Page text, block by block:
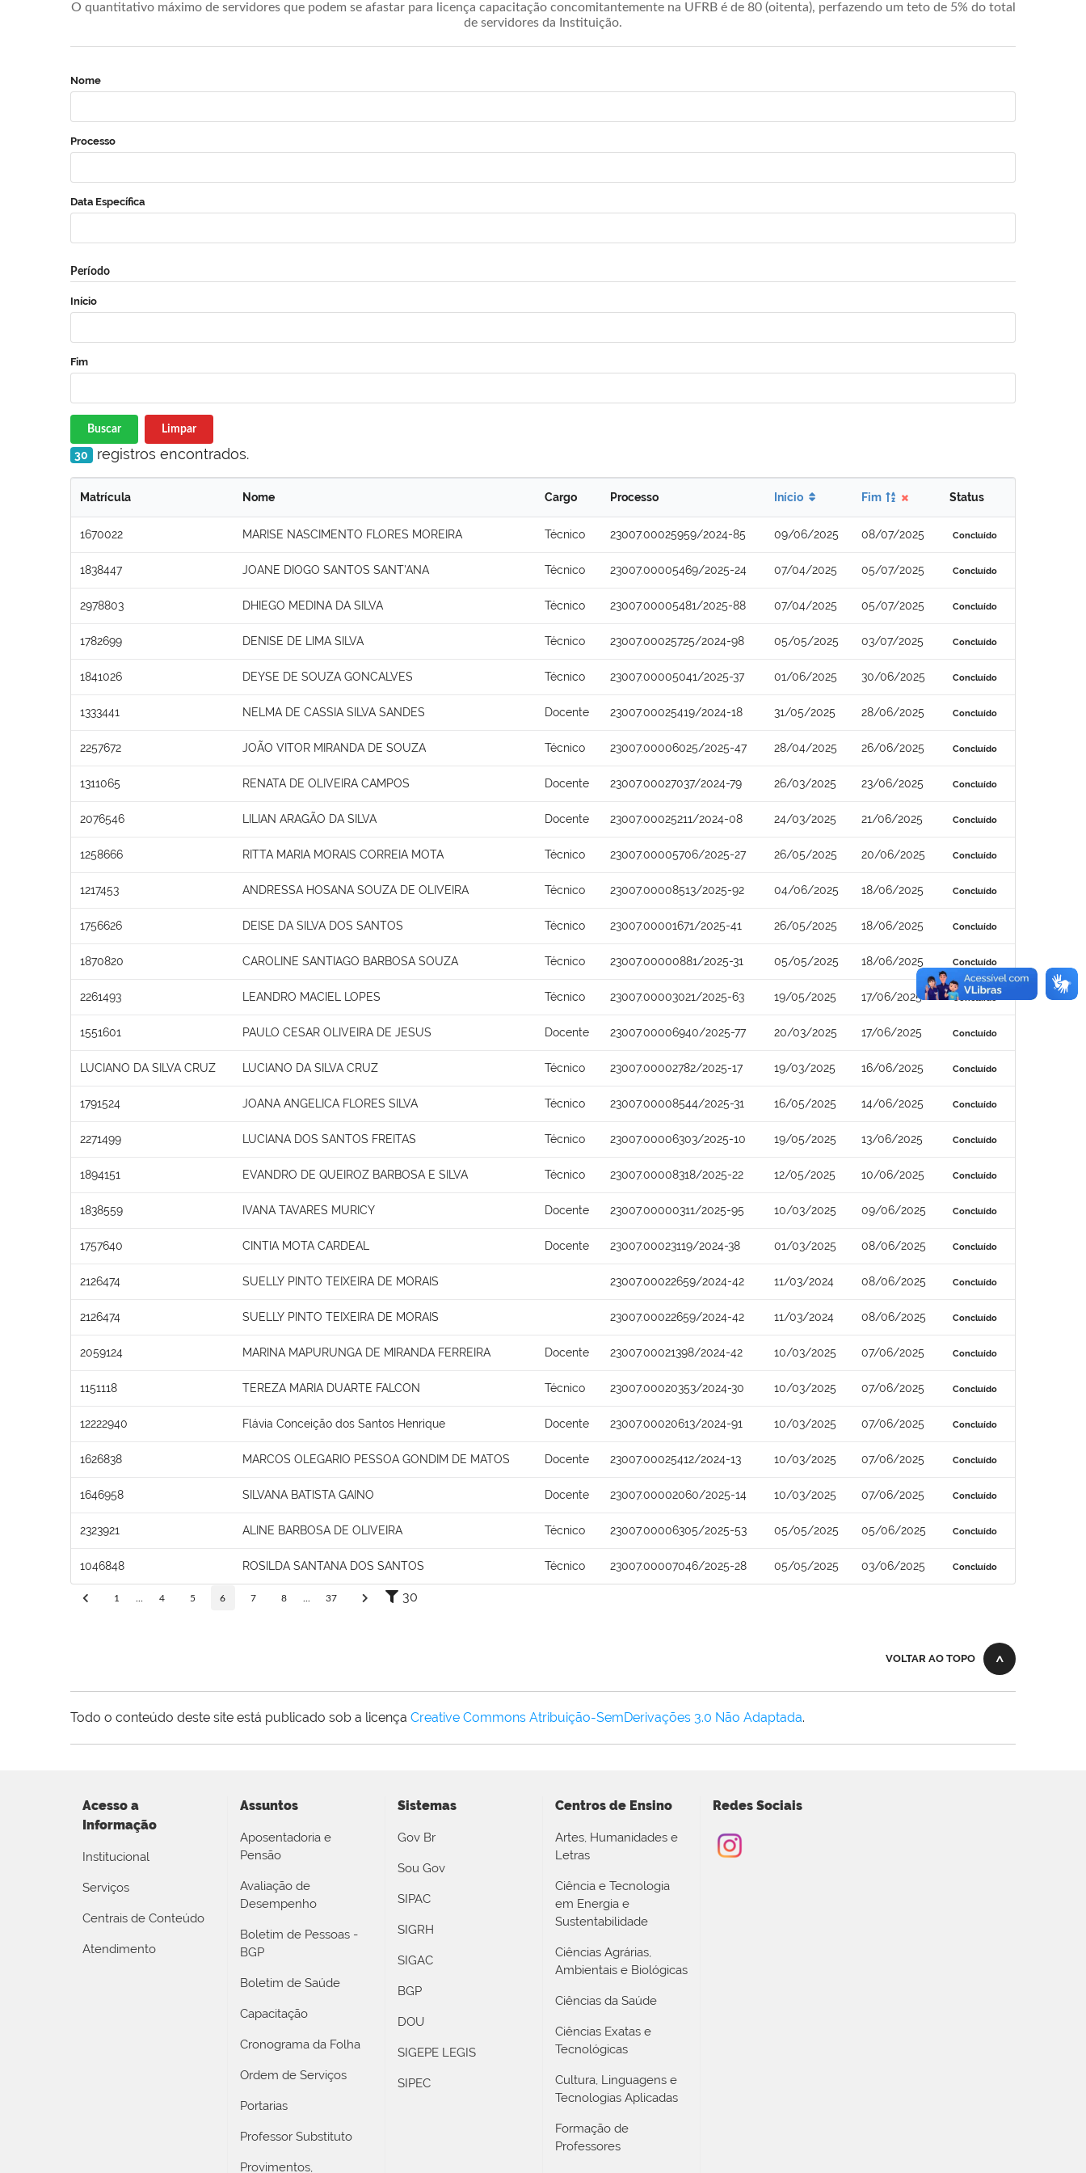
O quantitativo máximo de servidores que podem se afastar para licença capacitação concomitantemente na UFRB é de 80 (oitenta), perfazendo um teto de 5% do total
de servidores da Instituição.
Nome
Processo
Data Específica
Período
Início
Fim
Buscar Limpar
30 registros encontrados.
Matrícula Nome Cargo Processo Início Fim Status
1670022 MARISE NASCIMENTO FLORES MOREIRA Técnico 23007.00025959/2024-85 09/06/2025 08/07/2025 Concluído
1838447 JOANE DIOGO SANTOS SANT'ANA Técnico 23007.00005469/2025-24 07/04/2025 05/07/2025 Concluído
2978803 DHIEGO MEDINA DA SILVA Técnico 23007.00005481/2025-88 07/04/2025 05/07/2025 Concluído
1782699 DENISE DE LIMA SILVA Técnico 23007.00025725/2024-98 05/05/2025 03/07/2025 Concluído
1841026 DEYSE DE SOUZA GONCALVES Técnico 23007.00005041/2025-37 01/06/2025 30/06/2025 Concluído
1333441 NELMA DE CASSIA SILVA SANDES Docente 23007.00025419/2024-18 31/05/2025 28/06/2025 Concluído
2257672 JOÃO VITOR MIRANDA DE SOUZA Técnico 23007.00006025/2025-47 28/04/2025 26/06/2025 Concluído
1311065 RENATA DE OLIVEIRA CAMPOS Docente 23007.00027037/2024-79 26/03/2025 23/06/2025 Concluído
2076546 LILIAN ARAGÃO DA SILVA Docente 23007.00025211/2024-08 24/03/2025 21/06/2025 Concluído
1258666 RITTA MARIA MORAIS CORREIA MOTA Técnico 23007.00005706/2025-27 26/05/2025 20/06/2025 Concluído
1217453 ANDRESSA HOSANA SOUZA DE OLIVEIRA Técnico 23007.00008513/2025-92 04/06/2025 18/06/2025 Concluído
1756626 DEISE DA SILVA DOS SANTOS Técnico 23007.00001671/2025-41 26/05/2025 18/06/2025 Concluído
1870820 CAROLINE SANTIAGO BARBOSA SOUZA Técnico 23007.00000881/2025-31 05/05/2025 18/06/2025 Concluído
2261493 LEANDRO MACIEL LOPES Técnico 23007.00003021/2025-63 19/05/2025 17/06/2025 Concluído
1551601 PAULO CESAR OLIVEIRA DE JESUS Docente 23007.00006940/2025-77 20/03/2025 17/06/2025 Concluído
LUCIANO DA SILVA CRUZ LUCIANO DA SILVA CRUZ Técnico 23007.00002782/2025-17 19/03/2025 16/06/2025 Concluído
1791524 JOANA ANGELICA FLORES SILVA Técnico 23007.00008544/2025-31 16/05/2025 14/06/2025 Concluído
2271499 LUCIANA DOS SANTOS FREITAS Técnico 23007.00006303/2025-10 19/05/2025 13/06/2025 Concluído
1894151 EVANDRO DE QUEIROZ BARBOSA E SILVA Técnico 23007.00008318/2025-22 12/05/2025 10/06/2025 Concluído
1838559 IVANA TAVARES MURICY Docente 23007.00000311/2025-95 10/03/2025 09/06/2025 Concluído
1757640 CINTIA MOTA CARDEAL Docente 23007.00023119/2024-38 01/03/2025 08/06/2025 Concluído
2126474 SUELLY PINTO TEIXEIRA DE MORAIS 23007.00022659/2024-42 11/03/2024 08/06/2025 Concluído
2126474 SUELLY PINTO TEIXEIRA DE MORAIS 23007.00022659/2024-42 11/03/2024 08/06/2025 Concluído
2059124 MARINA MAPURUNGA DE MIRANDA FERREIRA Docente 23007.00021398/2024-42 10/03/2025 07/06/2025 Concluído
1151118 TEREZA MARIA DUARTE FALCON Técnico 23007.00020353/2024-30 10/03/2025 07/06/2025 Concluído
12222940 Flávia Conceição dos Santos Henrique Docente 23007.00020613/2024-91 10/03/2025 07/06/2025 Concluído
1626838 MARCOS OLEGARIO PESSOA GONDIM DE MATOS Docente 23007.00025412/2024-13 10/03/2025 07/06/2025 Concluído
1646958 SILVANA BATISTA GAINO Docente 23007.00002060/2025-14 10/03/2025 07/06/2025 Concluído
2323921 ALINE BARBOSA DE OLIVEIRA Técnico 23007.00006305/2025-53 05/05/2025 05/06/2025 Concluído
1046848 ROSILDA SANTANA DOS SANTOS Técnico 23007.00007046/2025-28 05/05/2025 03/06/2025 Concluído
1 4 5 6 7 8 37 30
VOLTAR AO TOPO
Todo o conteúdo deste site está publicado sob a licença Creative Commons Atribuição-SemDerivações 3.0 Não Adaptada.
Acesso a
Informação
Institucional
Serviços
Centrais de Conteúdo
Atendimento
Assuntos
Aposentadoria e
Pensão
Avaliação de
Desempenho
Boletim de Pessoas -
BGP
Boletim de Saúde
Capacitação
Cronograma da Folha
Ordem de Serviços
Portarias
Professor Substituto
Provimentos,
Sistemas
Gov Br
Sou Gov
SIPAC
SIGRH
SIGAC
BGP
DOU
SIGEPE LEGIS
SIPEC
Centros de Ensino
Artes, Humanidades e
Letras
Ciência e Tecnologia
em Energia e
Sustentabilidade
Ciências Agrárias,
Ambientais e Biológicas
Ciências da Saúde
Ciências Exatas e
Tecnológicas
Cultura, Linguagens e
Tecnologias Aplicadas
Formação de
Professores
Redes Sociais